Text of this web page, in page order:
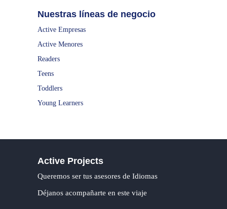
Nuestras líneas de negocio
Active Empresas
Active Menores
Readers
Teens
Toddlers
Young Learners
Active Projects
Queremos ser tus asesores de Idiomas
Déjanos acompañarte en este viaje